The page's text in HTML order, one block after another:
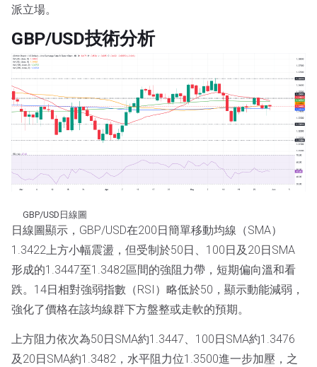
派立場。
GBP/USD技術分析
GBP/USD日線圖
日線圖顯示，GBP/USD在200日簡單移動均線（SMA）
1.3422上方小幅震盪，但受制於50日、100日及20日SMA
形成的1.3447至1.3482區間的強阻力帶，短期偏向溫和看
跌。14日相對強弱指數（RSI）略低於50，顯示動能減弱，
強化了價格在該均線群下方盤整或走軟的預期。
上方阻力依次為50日SMA約1.3447、100日SMA約1.3476
及20日SMA約1.3482，水平阻力位1.3500進一步加壓，之